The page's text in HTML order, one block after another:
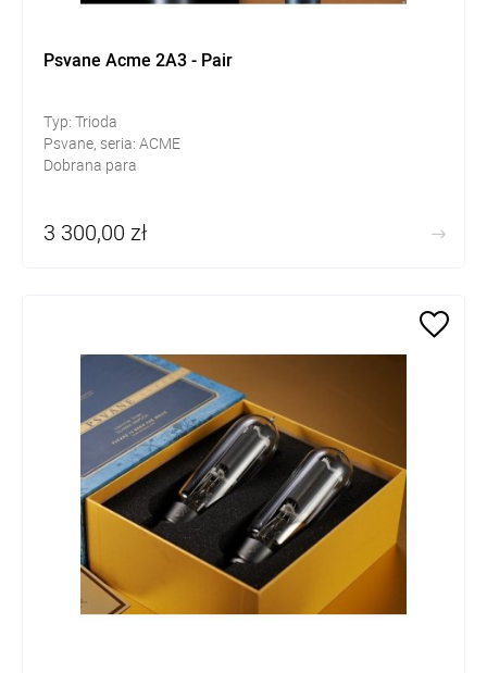
Psvane Acme 2A3 - Pair
Typ: Trioda
Psvane, seria: ACME
Dobrana para
3 300,00 zł